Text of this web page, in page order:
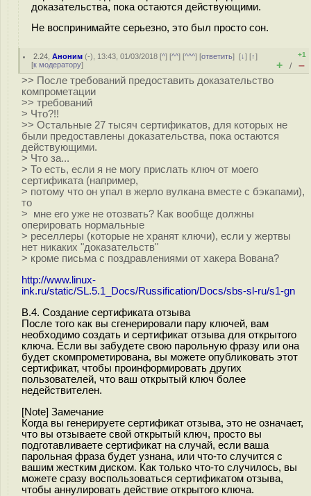
доказательства, пока остаются действующими.
Не воспринимайте серьезно, это был просто сон.
2.24 ,Аноним (-), 13:43, 01/03/2018 [^] [^^] [^^^] [ответить][↓] [↑]
[к модератору]
+1
+ / –
>> После требований предоставить доказательство
компрометации
>> требований
> Что?!!
>> Остальные 27 тысяч сертификатов, для которых не
были предоставлены доказательства, пока остаются
действующими.
> Что за...
> То есть, если я не могу прислать ключ от моего
сертификата (например,
> потому что он упал в жерло вулкана вместе с бэкапами),
то
> мне его уже не отозвать? Как вообще должны
оперировать нормальные
> реселлеры (которые не хранят ключи), если у жертвы
нет никаких "доказательств"
> кроме письма с поздравлениями от хакера Вована?
http://www.linux-
ink.ru/static/SL.5.1_Docs/Russification/Docs/sbs-sl-ru/s1-gn
B.4. Создание сертификата отзыва
После того как вы сгенерировали пару ключей, вам
необходимо создать и сертификат отзыва для открытого
ключа. Если вы забудете свою парольную фразу или она
будет скомпрометирована, вы можете опубликовать этот
сертификат, чтобы проинформировать других
пользователей, что ваш открытый ключ более
недействителен.
[Note] Замечание
Когда вы генерируете сертификат отзыва, это не означает,
что вы отзываете свой открытый ключ, просто вы
подготавливаете сертификат на случай, если ваша
парольная фраза будет узнана, или что-то случится с
вашим жестким диском. Как только что-то случилось, вы
можете сразу воспользоваться сертификатом отзыва,
чтобы аннулировать действие открытого ключа.